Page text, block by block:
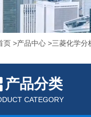
页 >产品中心 >三菱化学分
产品分类
CATEGORY